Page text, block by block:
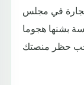
في مجلس
بشنها هجوما